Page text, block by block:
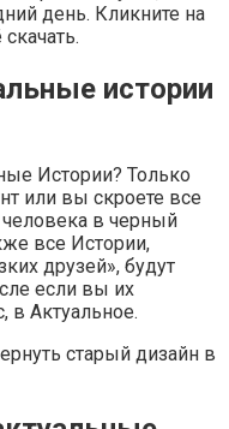
день. Кликните на
истории
Истории? Только
или вы скроете все
в черный
все Истории,
друзей», будут
если вы их
в Актуальное.
старый дизайн в